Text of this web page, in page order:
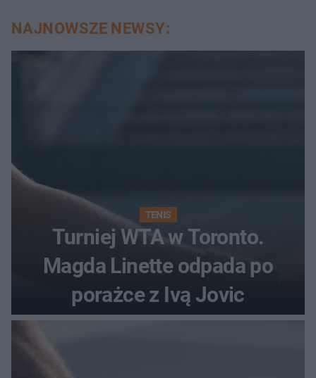
NAJNOWSZE NEWSY:
TENIS
Turniej WTA w Toronto.
Magda Linette odpada po
porażce z Ivą Jovic